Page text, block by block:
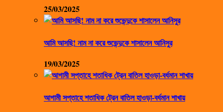
25/03/2025
আমি আসছি! নাম না করে শুভেন্দুকে শাসালেন আনিসুর
19/03/2025
আগামী সপ্তাহে শতাধিক ট্রেন বাতিল হাওড়া-বর্ধমান শাখায়